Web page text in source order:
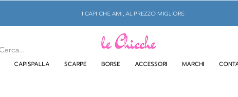
I CAPI CHE AMI, AL PREZZO MIGLIORE
CAPISPALLA SCARPE BORSE ACCESSORI MARCHI